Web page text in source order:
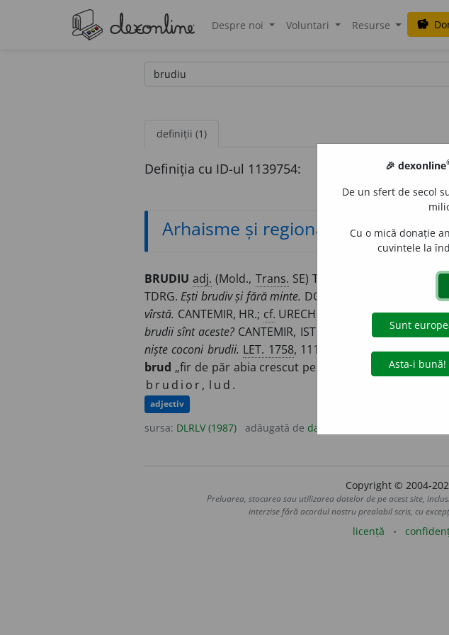
Despre noi Voluntari Resurse savings
definiții (1)
Definiția cu ID-ul 1139754:
Arhaisme și regionalisme
BRUDIU adj. (Mold., Trans. SE) Tînăr, crud, fraged,
TDRG.Ești brudiv și fără minte. DOSOFTEI, VS. Vei vedea,
vîrstă. CANTEMIR, HR.; cf. URECHE; DOSOFTEI, PS;DVS, 23
brudii sînt aceste? CANTEMIR, IST. Să știi că atunci am
niște coconi brudii. LET. 1758, 111 . Variante:brudiv
brud „fir de păr abia crescut pe fața unui bărbat”. Vezi
brudior, lud .
adjectiv
sursa: DLRLV (1987) adăugată de dante
Copyright © 2004-
Preluarea, stocarea sau utilizarea datelor de pe acest site,
interzise fără acordul nostru prealabil scris, cu
licență
🎉 dexonline
De un sfert de secol
Cu o mică donație
cuvintele la